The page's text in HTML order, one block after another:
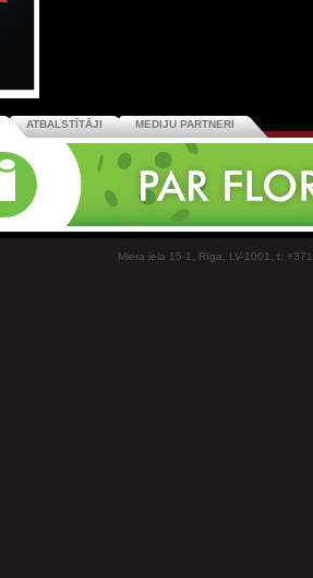
ATBALSTĪTĀJI MEDIJU PARTNERI
Miera iela 15-1, Rīga, LV-1001, t: